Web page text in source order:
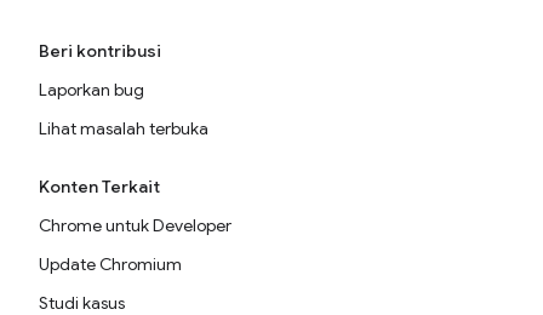
Beri kontribusi
Laporkan bug
Lihat masalah terbuka
Konten Terkait
Chrome untuk Developer
Update Chromium
Studi kasus